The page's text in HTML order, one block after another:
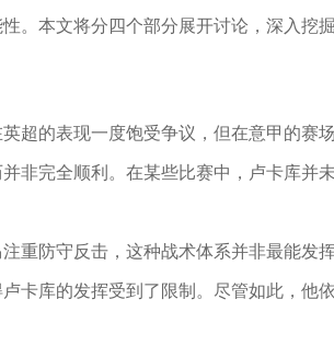
。本文将分四个部分展开讨论，深入挖
超的表现一度饱受争议，但在意甲的赛
非完全顺利。在某些比赛中，卢卡库并
重防守反击，这种战术体系并非最能发
卡库的发挥受到了限制。尽管如此，他